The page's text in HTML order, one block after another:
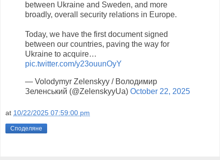
between Ukraine and Sweden, and more
broadly, overall security relations in Europe.
Today, we have the first document signed
between our countries, paving the way for
Ukraine to acquire…
pic.twitter.com/y23ouunOyY
— Volodymyr Zelenskyy / Володимир
Зеленський (@ZelenskyyUa) October 22, 2025
at 10/22/2025 07:59:00 pm
Споделяне